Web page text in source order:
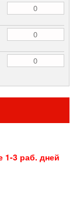
1-3 раб. дней